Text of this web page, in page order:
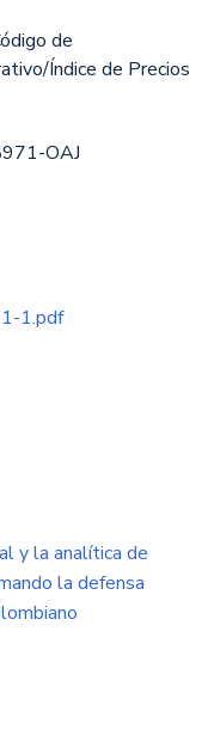
de
Índice de Precios
OAJ
1.pdf
y la analítica de
la defensa